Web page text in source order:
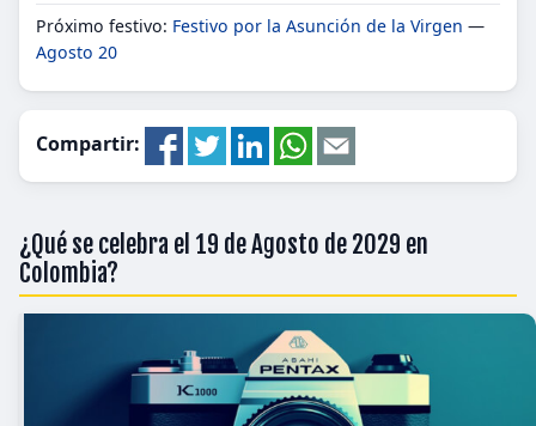
Próximo festivo: Festivo por la Asunción de la Virgen —
Agosto 20
Compartir:
¿Qué se celebra el 19 de Agosto de 2029 en
Colombia?